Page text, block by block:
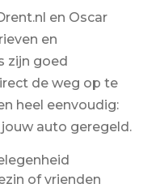
en Oscar
en
zijn goed
de weg op te
heel eenvoudig:
auto geregeld.
of vrienden